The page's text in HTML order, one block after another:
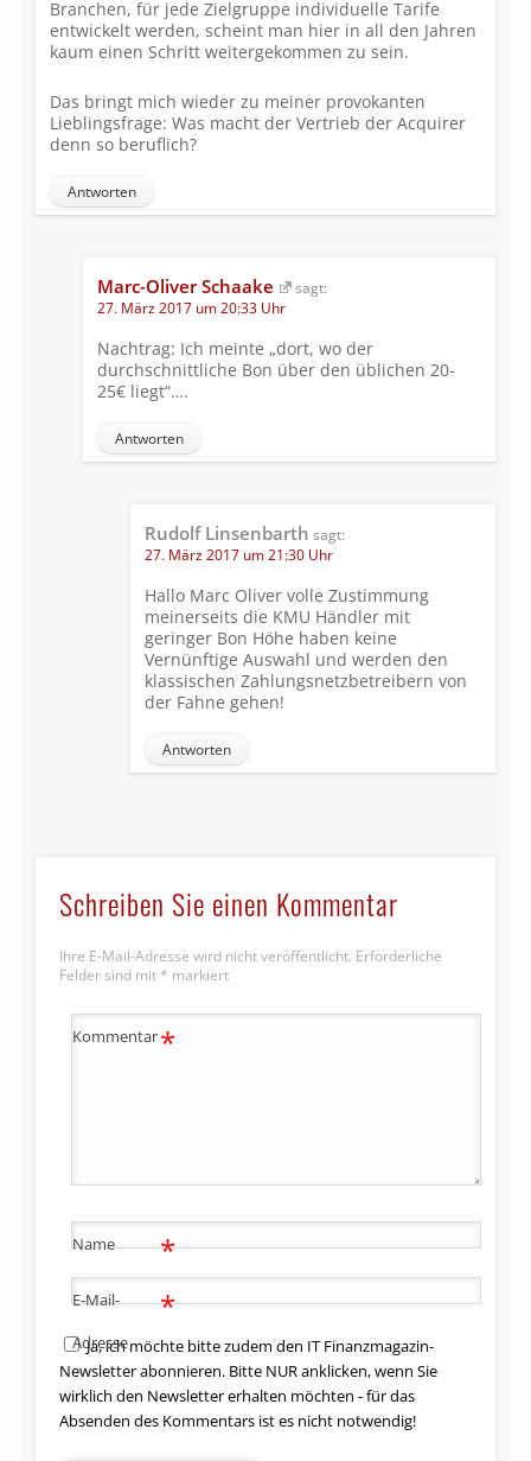
Branchen, für jede Zielgruppe individuelle Tarife
entwickelt werden, scheint man hier in all den Jahren
kaum einen Schritt weitergekommen zu sein.
Das bringt mich wieder zu meiner provokanten
Lieblingsfrage: Was macht der Vertrieb der Acquirer
denn so beruflich?
Antworten
Marc-Oliver Schaake
sagt:
27. März 2017 um 20:33 Uhr
Nachtrag: Ich meinte „dort, wo der
durchschnittliche Bon über den üblichen 20-
25€ liegt“….
Antworten
Rudolf Linsenbarth sagt:
27. März 2017 um 21:30 Uhr
Hallo Marc Oliver volle Zustimmung
meinerseits die KMU Händler mit
geringer Bon Höhe haben keine
Vernünftige Auswahl und werden den
klassischen Zahlungsnetzbetreibern von
der Fahne gehen!
Antworten
Schreiben Sie einen Kommentar
Ihre E-Mail-Adresse wird nicht veröffentlicht. Erforderliche
Felder sind mit * markiert
Kommentar*
Name *
E-Mail-
Adresse
*
Ja, ich möchte bitte zudem den IT Finanzmagazin-
Newsletter abonnieren. Bitte NUR anklicken, wenn Sie
wirklich den Newsletter erhalten möchten - für das
Absenden des Kommentars ist es nicht notwendig!